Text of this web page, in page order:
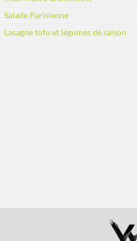
Salade Parisienne
Lasagne tofu et légumes de saison